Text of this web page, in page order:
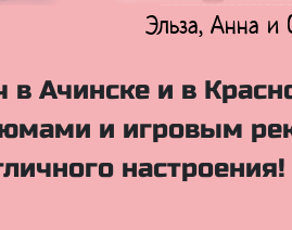
Эльза, Анна и
Ачинске и в
и игровым
настроения!